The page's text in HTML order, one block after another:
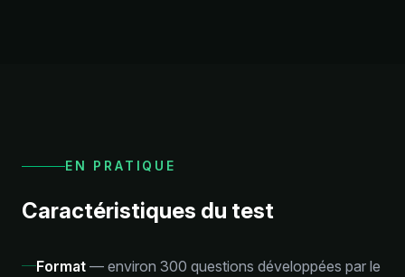
EN PRATIQUE
Caractéristiques du test
Format — environ 300 questions développées par le